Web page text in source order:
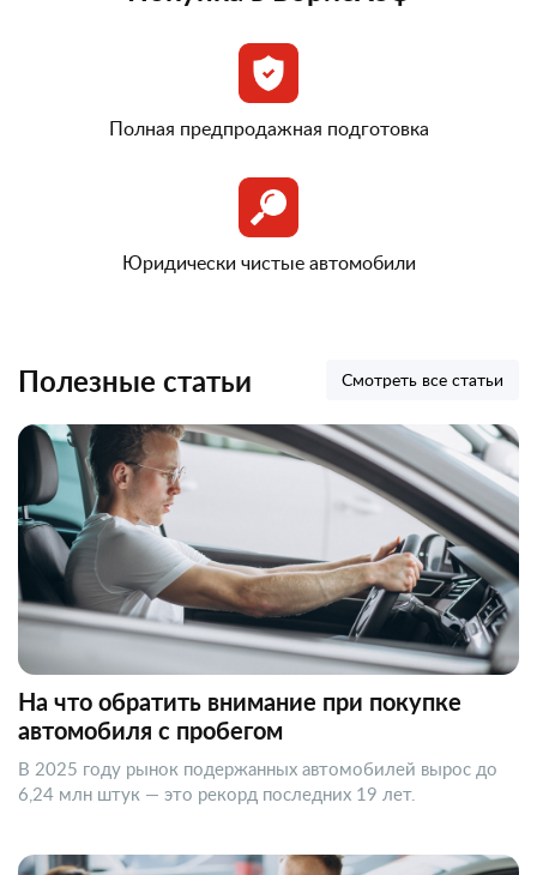
Полная предпродажная подготовка
Юридически чистые автомобили
Полезные статьи Смотреть все статьи
На что обратить внимание при покупке
автомобиля с пробегом
В 2025 году рынок подержанных автомобилей вырос до
6,24 млн штук — это рекорд последних 19 лет.